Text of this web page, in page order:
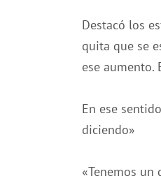
Destacó los
quita que se
ese aumento.
En ese
diciendo»
«Tenemos